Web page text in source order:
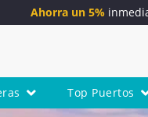
Ahorra un 5%
Top Puertos